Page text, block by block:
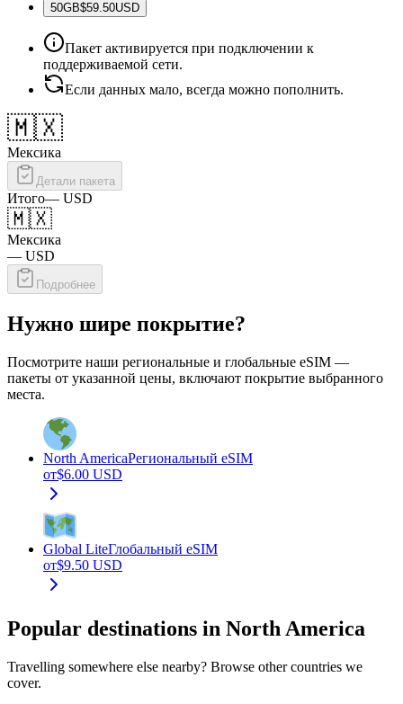
50GB$59.50USD
Пакет активируется при подключении к
поддерживаемой сети.
Если данных мало, всегда можно пополнить.
🇲🇽
Мексика
Детали пакета
Итого— USD
🇲🇽
Мексика
— USD
Подробнее
Нужно шире покрытие?
Посмотрите наши региональные и глобальные eSIM —
пакеты от указанной цены, включают покрытие выбранного
места.
North AmericaРегиональный eSIM
от$6.00 USD
Global LiteГлобальный eSIM
от$9.50 USD
Popular destinations in North America
Travelling somewhere else nearby? Browse other countries we
cover.